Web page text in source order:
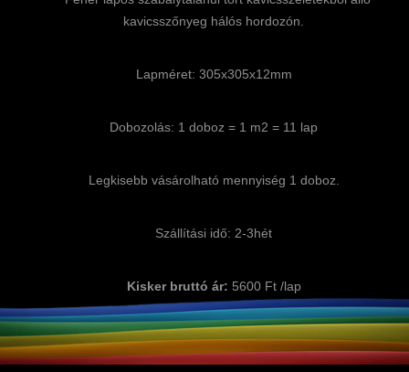
kavicsszőnyeg hálós hordozón.
Lapméret: 305x305x12mm
Dobozolás: 1 doboz = 1 m2 = 11 lap
Legkisebb vásárolható mennyiség 1 doboz.
Szállítási idő: 2-3hét
Kisker bruttó ár: 5600 Ft /lap